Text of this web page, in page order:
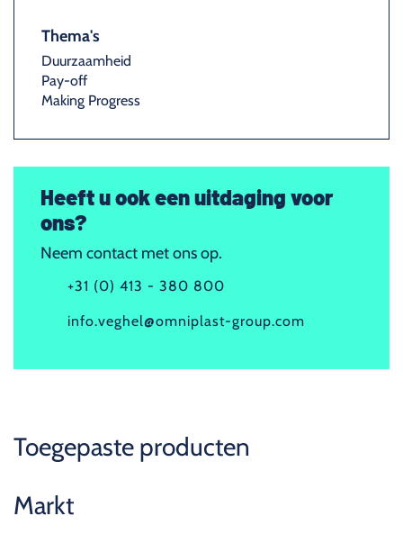
Thema's
Duurzaamheid
Pay-off
Making Progress
Heeft u ook een uitdaging voor
ons?
Neem contact met ons op.
+31 (0) 413 - 380 800
info.veghel@omniplast-group.com
Toegepaste producten
Markt